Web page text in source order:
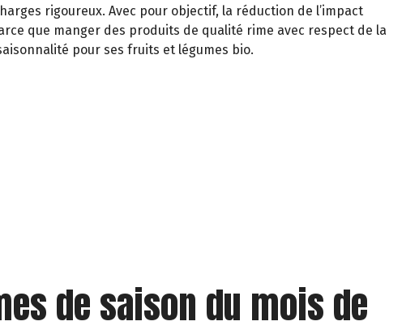
rigoureux. Avec pour objectif, la réduction de l’impact
que manger des produits de qualité rime avec respect de la
pour ses fruits et légumes bio.
de saison du mois de